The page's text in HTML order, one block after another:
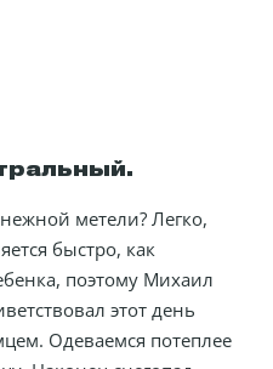
метели? Легко,
быстро, как
поэтому Михаил
этот день
Одеваемся потеплее